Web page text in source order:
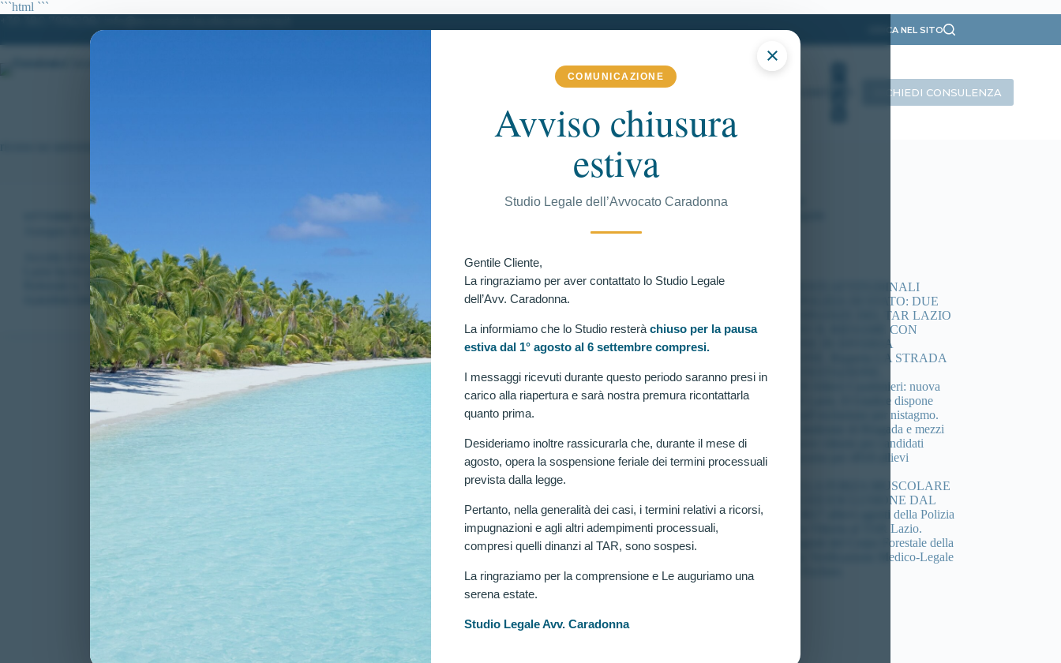
```html
×
COMUNICAZIONE
Avviso chiusura
estiva
Studio Legale dell’Avvocato Caradonna
Gentile Cliente,
La ringraziamo per aver contattato lo Studio Legale
dell’Avv. Caradonna.
La informiamo che lo Studio resterà chiuso per la pausa
estiva dal 1° agosto al 6 settembre compresi.
I messaggi ricevuti durante questo periodo saranno presi in
carico alla riapertura e sarà nostra premura ricontattarla
quanto prima.
Desideriamo inoltre rassicurarla che, durante il mese di
agosto, opera la sospensione feriale dei termini processuali
prevista dalla legge.
Pertanto, nella generalità dei casi, i termini relativi a ricorsi,
impugnazioni e agli altri adempimenti processuali,
compresi quelli dinanzi al TAR, sono sospesi.
La ringraziamo per la comprensione e Le auguriamo una
serena estate.
Studio Legale Avv. Caradonna
```
contenuto
CERCA NEL SITO
RICHIEDI CONSULENZA
VITTORIE CONSEGUITE
Assegno di ricerca indebitamente attribuito: importante vittoria al Tar Lazio contro Unitelma Sapienza!
Accolto il ricorso proposto dall’avv. Caradonna avverso l’Università degli Studi di Roma “Unitelma Sapienza”. Il Tar
Lazio ha riconosciuto la fondatezza delle ragioni del candidato assistito dall’avv. Caradonna ed ha annullato il Decreto
Rettorale n. 54 del 28/2/2024 dell’Università degli…
CLAUDIA CARADONNA OTTOBRE 20, 2024
ACCERTAMENTI ATTITUDINALI
CONCORSI POLIZIA DI STATO: DUE
NUOVE ORDINANZE DEL TAR LAZIO
DISPONGONO IL RIESAME CON
COMMISSIONE IN DIVERSA
COMPOSIZIONE. Riaperta LA STRADA
DELLA CONTESTAZIONE.
Concorso 4.918 Allievi Carabinieri: nuova
vittoria al TAR Lazio. Il Giudice dispone
verificazione sull’esclusione per nistagmo.
Cheratocono, sindrome di Brugada e mezzi
di sintesi: 3 nuove vittorie per candidati
esclusi dal concorso per 4918 allievi
DEFICIT DELLA FORZA MUSCOLARE
(HANDGRIP) ED ESCLUSIONE DAL
Concorso per 4617 allievi agenti della Polizia
di Stato: Nuova Vittoria al TAR Lazio.
Concorso 46 agenti del Corpo Forestale della
sicilia: Ottenuta Verificazione Medico-Legale
per Candidato Escluso.